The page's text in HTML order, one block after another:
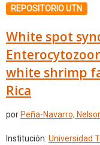
REPOSITORIO UTN
White spot
white shrimp
Rica
por Peña-Navarro,
Institución: Universidad